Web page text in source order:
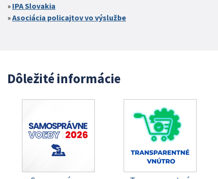
IPA Slovakia
Asociácia policajtov vo výslužbe
Dôležité informácie